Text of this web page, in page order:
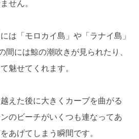
せん。
は「モロカイ島」や「ラナイ島」
間には鯨の潮吹きが見られたり、
魅せてくれます。
えた後に大きくカーブを曲がる
のビーチがいくつも連なってあ
あげてしまう瞬間です。